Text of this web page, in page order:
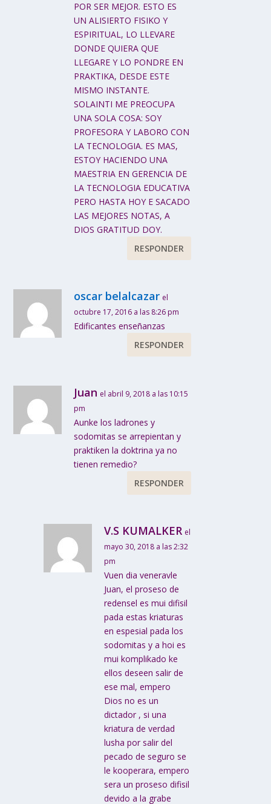
POR SER MEJOR. ESTO ES
UN ALISIERTO FISIKO Y
ESPIRITUAL, LO LLEVARE
DONDE QUIERA QUE
LLEGARE Y LO PONDRE EN
PRAKTIKA, DESDE ESTE
MISMO INSTANTE.
SOLAINTI ME PREOCUPA
UNA SOLA COSA: SOY
PROFESORA Y LABORO CON
LA TECNOLOGIA. ES MAS,
ESTOY HACIENDO UNA
MAESTRIA EN GERENCIA DE
LA TECNOLOGIA EDUCATIVA
PERO HASTA HOY E SACADO
LAS MEJORES NOTAS, A
DIOS GRATITUD DOY.
RESPONDER
oscar belalcazar el
octubre 17, 2016 a las 8:26 pm
Edificantes enseñanzas
RESPONDER
Juan el abril 9, 2018 a las 10:15
pm
Aunke los ladrones y
sodomitas se arrepientan y
praktiken la doktrina ya no
tienen remedio?
RESPONDER
V.S KUMALKER el
mayo 30, 2018 a las 2:32
pm
Vuen dia veneravle
Juan, el proseso de
redensel es mui difisil
pada estas kriaturas
en espesial pada los
sodomitas y a hoi es
mui komplikado ke
ellos deseen salir de
ese mal, empero
Dios no es un
dictador , si una
kriatura de verdad
lusha por salir del
pecado de seguro se
le kooperara, empero
sera un proseso difisil
devido a la grabe